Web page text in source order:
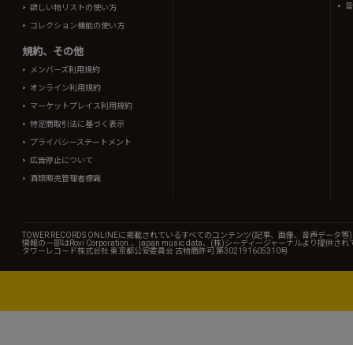
欲しい物リストの使い方
コレクション機能の使い方
規約、その他
メンバーズ利用規約
オンライン利用規約
マーケットプレイス利用規約
特定商取引法に基づく表示
プライバシーステートメント
広告停止について
酒類販売管理者標識
TOWER RECORDS ONLINEに掲載されているすべてのコンテンツ(記事、画像、音声データ
情報の一部はRovi Corporation.、japan music data、(株)シーディージャーナルより提供され
タワーレコード株式会社 東京都公安委員会 古物商許可 第302191605310号